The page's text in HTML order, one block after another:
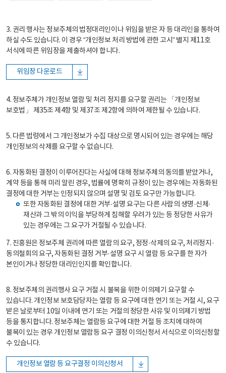
3. 권리 행사는 정보주체의 법정대리인이나 위임을 받은 자 등 대리인을 통하여
하실 수도 있습니다. 이 경우 “개인정보 처리 방법에 관한 고시” 별지 제11호
서식에 따른 위임장을 제출하셔야 합니다.
위임장 다운로드
4. 정보주체가 개인정보 열람 및 처리 정지를 요구할 권리는 「개인정보
보호법」 제35조 제4항 및 제37조 제2항에 의하여 제한될 수 있습니다.
5. 다른 법령에서 그 개인정보가 수집 대상으로 명시되어 있는 경우에는 해당
개인정보의 삭제를 요구할 수 없습니다.
6. 자동화된 결정이 이루어진다는 사실에 대해 정보주체의 동의를 받았거나,
계약 등을 통해 미리 알린 경우, 법률에 명확히 규정이 있는 경우에는 자동화된
결정에 대한 거부는 인정되지 않으며 설명 및 검토 요구만 가능합니다.
또한 자동화된 결정에 대한 거부·설명 요구는 다른 사람의 생명·신체·
재산과 그 밖의 이익을 부당하게 침해할 우려가 있는 등 정당한 사유가
있는 경우에는 그 요구가 거절될 수 있습니다.
7. 진흥원은 정보주체 권리에 따른 열람의 요구, 정정·삭제의 요구, 처리정지·
동의철회의 요구, 자동화된 결정 거부·설명 요구 시 열람 등 요구를 한 자가
본인이거나 정당한 대리인인지를 확인합니다.
8. 정보주체의 권리행사 요구 거절 시 불복을 위한 이의제기 요구할 수
있습니다. 개인정보 보호담당자는 열람 등 요구에 대한 연기 또는 거절 시, 요구
받은 날로부터 10일 이내에 연기 또는 거절의 정당한 사유 및 이의제기 방법
등을 통지합니다. 정보주체는 열람등 요구에 대한 거절 등 조치에 대하여
불복이 있는 경우 개인정보 열람등 요구 결정 이의신청서 서식으로 이의신청할
수 있습니다.
개인정보 열람 등 요구결정 이의신청서